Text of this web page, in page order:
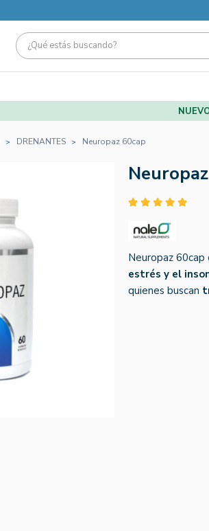
DRENANTES Neuropaz 60cap
Neuropaz
estrés y el
quienes buscan